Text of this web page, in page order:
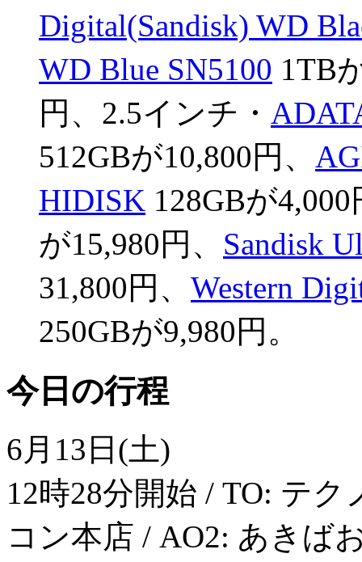
Digital(Sandisk) WD
WD Blue SN5100 1TB
円、2.5インチ・
512GBが10,800円、
HIDISK 128GBが4,000
が15,980円、 Sandisk
31,800円、 Western
250GBが9,980円。
今日の行程
6月13日(土)
12時28分開始 / TO: テ
コン本店 / AO2: あきば